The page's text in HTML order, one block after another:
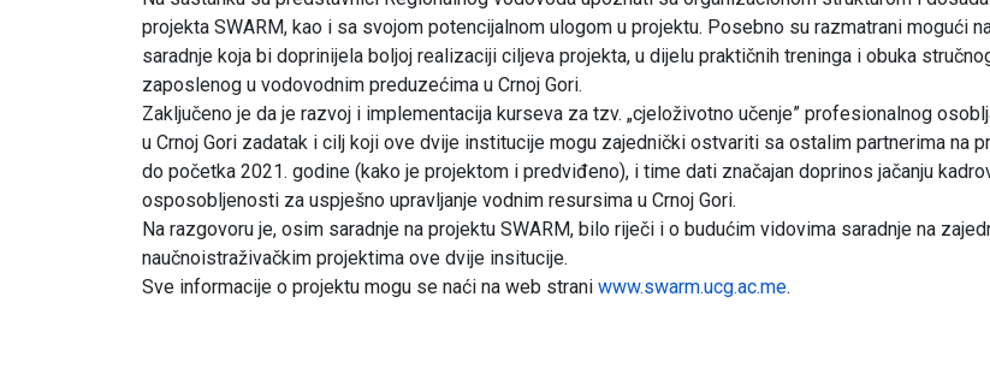
projekta SWARM, kao i sa svojom potencijalnom ulogom u projektu. Posebno su razmatrani mogući
saradnje koja bi doprinijela boljoj realizaciji ciljeva projekta, u dijelu praktičnih treninga i obuka
zaposlenog u vodovodnim preduzećima u Crnoj Gori.
Zaključeno je da je razvoj i implementacija kurseva za tzv. „cjeloživotno učenje” profesionalnog
u Crnoj Gori zadatak i cilj koji ove dvije institucije mogu zajednički ostvariti sa ostalim partnerima na
do početka 2021. godine (kako je projektom i predviđeno), i time dati značajan doprinos jačanju
osposobljenosti za uspješno upravljanje vodnim resursima u Crnoj Gori.
Na razgovoru je, osim saradnje na projektu SWARM, bilo riječi i o budućim vidovima saradnje na
naučnoistraživačkim projektima ove dvije insitucije.
Sve informacije o projektu mogu se naći na web strani www.swarm.ucg.ac.me.